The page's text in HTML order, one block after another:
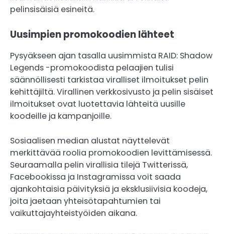
pelinsisäisiä esineitä.
Uusimpien promokoodien lähteet
Pysyäkseen ajan tasalla uusimmista RAID: Shadow
Legends -promokoodista pelaajien tulisi
säännöllisesti tarkistaa viralliset ilmoitukset pelin
kehittäjiltä. Virallinen verkkosivusto ja pelin sisäiset
ilmoitukset ovat luotettavia lähteitä uusille
koodeille ja kampanjoille.
Sosiaalisen median alustat näyttelevät
merkittävää roolia promokoodien levittämisessä.
Seuraamalla pelin virallisia tilejä Twitterissä,
Facebookissa ja Instagramissa voit saada
ajankohtaisia päivityksiä ja eksklusiivisia koodeja,
joita jaetaan yhteisötapahtumien tai
vaikuttajayhteistyöiden aikana.